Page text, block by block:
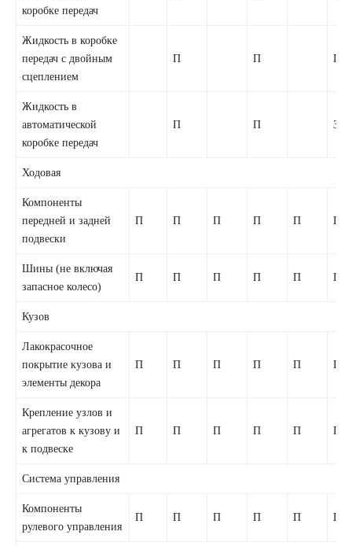
коробке передач
Жидкость в коробке
передач с двойным
сцеплением
П П П
Жидкость в
автоматической
коробке передач
П П З
Ходовая
Компоненты
передней и задней
подвески
П П П П П П
Шины (не включая
запасное колесо)
П П П П П П
Кузов
Лакокрасочное
покрытие кузова и
элементы декора
П П П П П П
Крепление узлов и
агрегатов к кузову и
к подвеске
П П П П П П
Система управления
Компоненты
рулевого управления
П П П П П П